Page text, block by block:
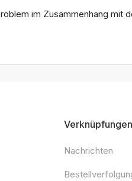
im Zusammenhang mit
Verknüpfungen
Nachrichten